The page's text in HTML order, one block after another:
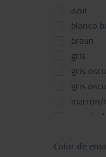
rojo
rosa
verde
azul
blanco
braun
gris
gris
gris
marrón/
marrón
negro
Color de